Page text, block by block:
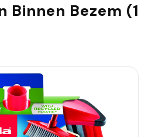
Binnen Bezem (1